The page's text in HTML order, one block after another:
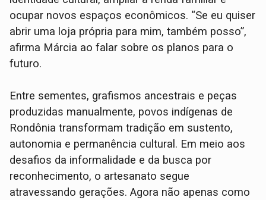
ocupar novos espaços econômicos. “Se eu quiser
abrir uma loja própria para mim, também posso”,
afirma Márcia ao falar sobre os planos para o
futuro.
Entre sementes, grafismos ancestrais e peças
produzidas manualmente, povos indígenas de
Rondônia transformam tradição em sustento,
autonomia e permanência cultural. Em meio aos
desafios da informalidade e da busca por
reconhecimento, o artesanato segue
atravessando gerações. Agora não apenas como